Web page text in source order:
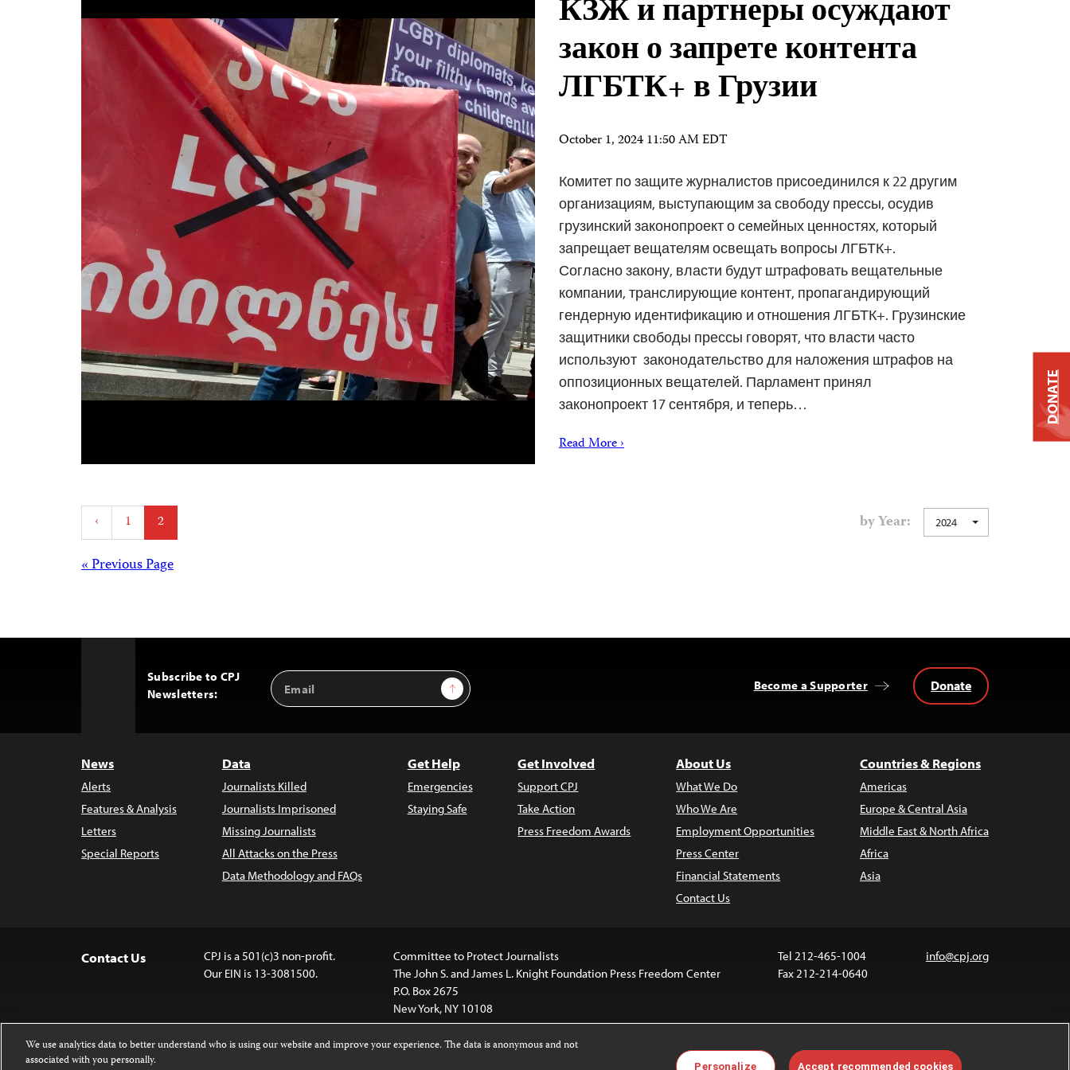
КЗЖ и партнеры осуждают
закон о запрете контента
ЛГБТК+ в Грузии
October 1, 2024 11:50 AM EDT
Комитет по защите журналистов присоединился к 22 другим
организациям, выступающим за свободу прессы, осудив
грузинский законопроект о семейных ценностях, который
запрещает вещателям освещать вопросы ЛГБТК+.
Согласно закону, власти будут штрафовать вещательные
компании, транслирующие контент, пропагандирующий
гендерную идентификацию и отношения ЛГБТК+. Грузинские
защитники свободы прессы говорят, что власти часто
используют законодательство для наложения штрафов на
оппозиционных вещателей. Парламент принял
законопроект 17 сентября, и теперь…
Read More ›
Posts
pagination
‹ 1 2
Posts
navigation
« Previous Page
by Year: 2024
Subscribe to CPJ
Newsletters:
Email
Address
Sign Up Become a Supporter Donate
News
Alerts
Features & Analysis
Letters
Special Reports
Data
Journalists Killed
Journalists Imprisoned
Missing Journalists
All Attacks on the Press
Data Methodology and FAQs
Get Help
Emergencies
Staying Safe
Get Involved
Support CPJ
Take Action
Press Freedom Awards
About Us
What We Do
Who We Are
Employment Opportunities
Press Center
Financial Statements
Contact Us
Countries & Regions
Americas
Europe & Central Asia
Middle East & North Africa
Africa
Asia
Contact Us
CPJ is a 501(c)3 non-profit.
Our EIN is 13-3081500.
Committee to Protect Journalists
The John S. and James L. Knight Foundation Press Freedom Center
P.O. Box 2675
New York, NY 10108
Tel 212-465-1004
Fax 212-214-0640
info@cpj.org
Images and other media are not covered by the Creative Commons
DONATE
We use analytics data to better understand who is using our website and improve your experience. The data is anonymous and not
associated with you personally.
Personalize Accept recommended cookies